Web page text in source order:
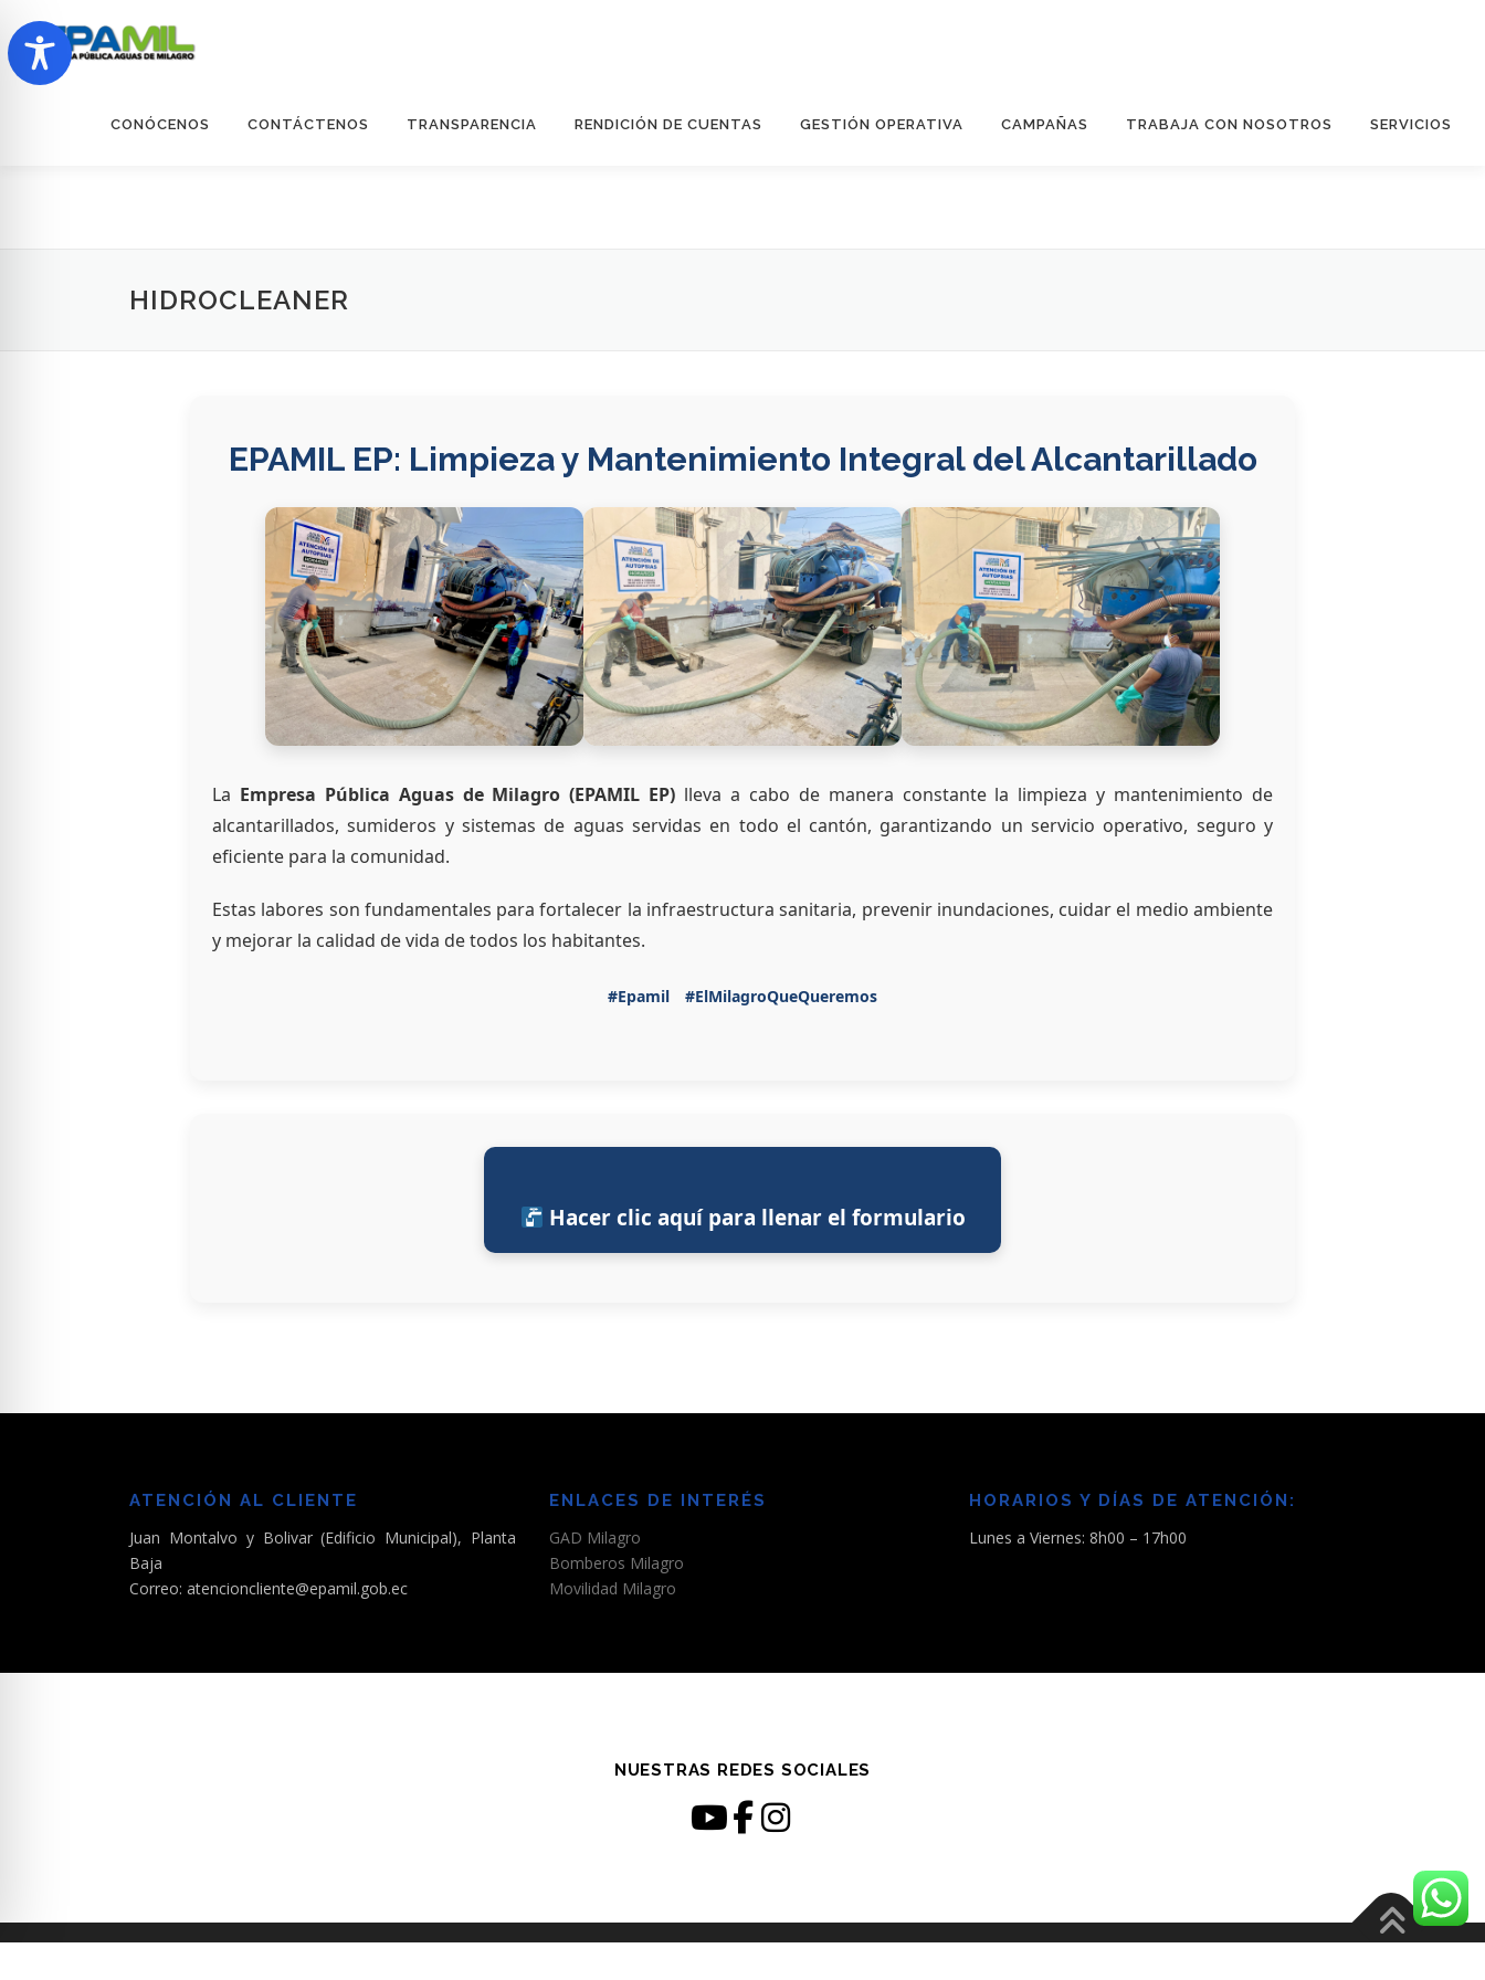
al
contenido
CONÓCENOS CONTÁCTENOS TRANSPARENCIA RENDICIÓN DE CUENTAS GESTIÓN OPERATIVA CAMPAÑAS TRABAJA CON NOSOTROS SERVICIOS
HIDROCLEANER
EPAMIL EP: Limpieza y Mantenimiento Integral del Alcantarillado
La Empresa Pública Aguas de Milagro (EPAMIL EP) lleva a cabo de manera constante la limpieza y mantenimiento de
alcantarillados, sumideros y sistemas de aguas servidas en todo el cantón, garantizando un servicio operativo, seguro y
eficiente para la comunidad.
Estas labores son fundamentales para fortalecer la infraestructura sanitaria, prevenir inundaciones, cuidar el medio ambiente
y mejorar la calidad de vida de todos los habitantes.
#Epamil #ElMilagroQueQueremos
Hacer clic aquí para llenar el formulario
ATENCIÓN AL CLIENTE
Juan Montalvo y Bolivar (Edificio Municipal), Planta
Baja
Correo: atencioncliente@epamil.gob.ec
ENLACES DE INTERÉS
GAD Milagro
Bomberos Milagro
Movilidad Milagro
HORARIOS Y DÍAS DE ATENCIÓN:
Lunes a Viernes: 8h00 – 17h00
NUESTRAS REDES SOCIALES